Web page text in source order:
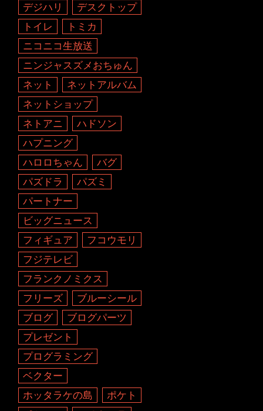
デジハリ
デスクトップ
トイレ
トミカ
ニコニコ生放送
ニンジャスズメおちゅん
ネット
ネットアルバム
ネットショップ
ネトアニ
ハドソン
ハプニング
ハロロちゃん
バグ
パズドラ
パズミ
パートナー
ビッグニュース
フィギュア
フコウモリ
フジテレビ
フランクノミクス
フリーズ
ブルーシール
ブログ
ブログパーツ
プレゼント
プログラミング
ベクター
ホッタラケの島
ポケト